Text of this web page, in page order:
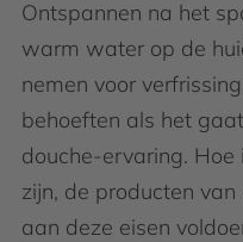
Ontspannen na het
warm water op de
nemen voor
behoeften als het
douche-ervaring. Hoe
zijn, de producten
aan deze eisen